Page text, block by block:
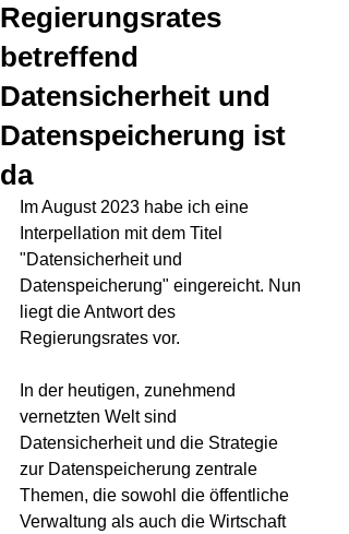
Regierungsrates
betreffend
Datensicherheit und
Datenspeicherung ist
da
Im August 2023 habe ich eine
Interpellation mit dem Titel
"Datensicherheit und
Datenspeicherung" eingereicht. Nun
liegt die Antwort des
Regierungsrates vor.
In der heutigen, zunehmend
vernetzten Welt sind
Datensicherheit und die Strategie
zur Datenspeicherung zentrale
Themen, die sowohl die öffentliche
Verwaltung als auch die Wirtschaft